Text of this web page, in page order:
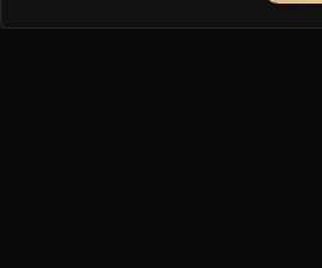
CURS DE INSTRUCTOR